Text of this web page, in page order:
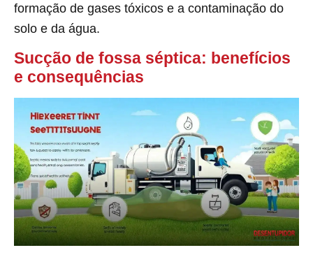
formação de gases tóxicos e a contaminação do
solo e da água.
Sucção de fossa séptica: benefícios
e consequências